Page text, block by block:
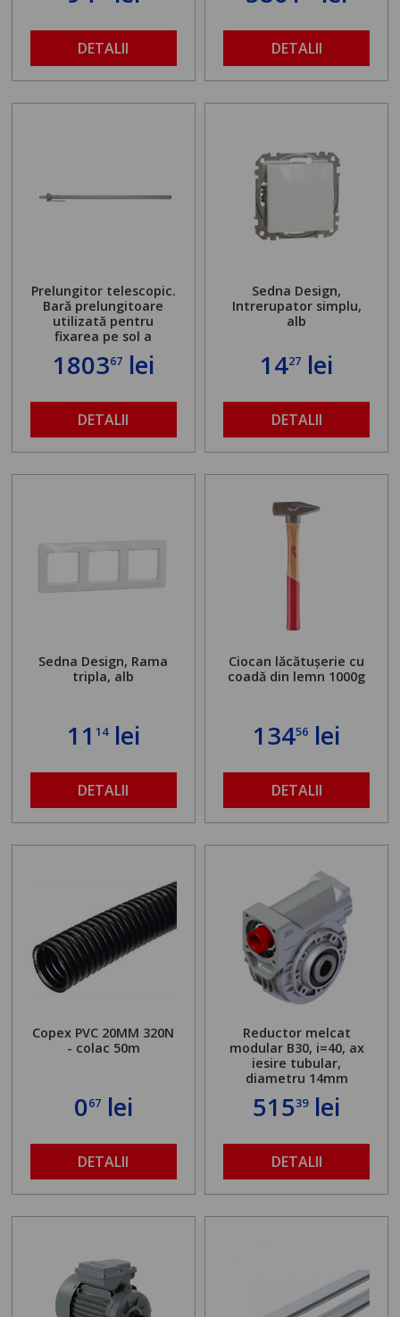
DETALII DETALII
Prelungitor telescopic.
Bară prelungitoare
utilizată pentru
fixarea pe sol a
găurit în locul
maximă admisă de 500
kg și înălțime reglabilă
de la 1,8 la 2,9 m
180367lei
DETALII
Sedna Design,
Intrerupator simplu,
alb
1427 lei
DETALII
Sedna Design, Rama
tripla, alb
11 14lei
DETALII
Ciocan lăcătușerie cu
coadă din lemn 1000g
13456 lei
DETALII
Copex PVC 20MM 320N
- colac 50m
067lei
DETALII
Reductor melcat
modular B30, i=40, ax
iesire tubular,
diametru 14mm
51539lei
DETALII